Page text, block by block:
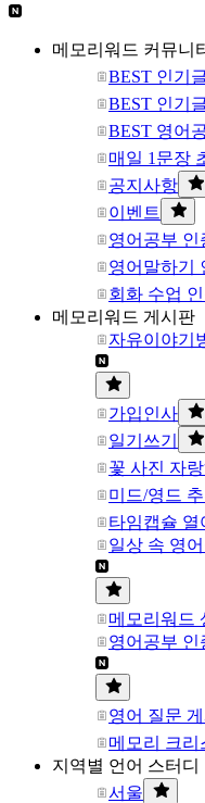
메모리워드 커뮤니
BEST 인기
BEST 인기
BEST 영어
매일 1문장
공지사항
이벤트
영어공부 인
영어말하기
회화 수업
메모리워드 게시판
자유이야기
가입인사
일기쓰기
꽃 사진 자랑
미드/영드
타임캡슐 열
일상 속 영
메모리워드
영어공부 인
영어 질문
메모리 크리
지역별 언어 스터디
서울